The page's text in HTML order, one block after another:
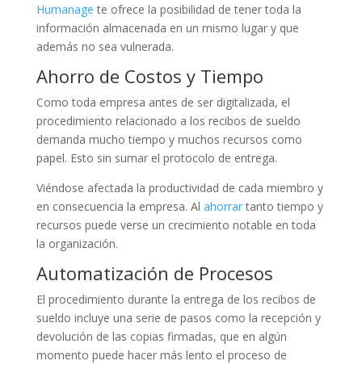
Humanage te ofrece la posibilidad de tener toda la
información almacenada en un mismo lugar y que
además no sea vulnerada.
Ahorro de Costos y Tiempo
Como toda empresa antes de ser digitalizada, el
procedimiento relacionado a los recibos de sueldo
demanda mucho tiempo y muchos recursos como
papel. Esto sin sumar el protocolo de entrega.
Viéndose afectada la productividad de cada miembro y
en consecuencia la empresa. Al ahorrartanto tiempo y
recursos puede verse un crecimiento notable en toda
la organización.
Automatización de Procesos
El procedimiento durante la entrega de los recibos de
sueldo incluye una serie de pasos como la recepción y
devolución de las copias firmadas, que en algún
momento puede hacer más lento el proceso de